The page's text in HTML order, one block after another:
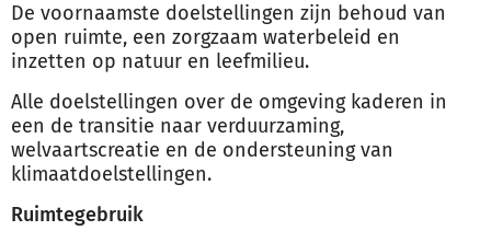
De voornaamste doelstellingen zijn behoud van
open ruimte, een zorgzaam waterbeleid en
inzetten op natuur en leefmilieu.
Alle doelstellingen over de omgeving kaderen in
een de transitie naar verduurzaming,
welvaartscreatie en de ondersteuning van
klimaatdoelstellingen.
Ruimtegebruik